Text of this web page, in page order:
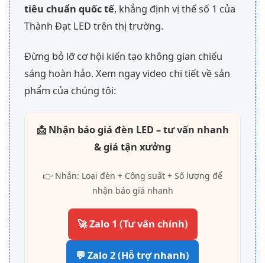
tiêu chuẩn quốc tế, khẳng định vị thế số 1 của
Thành Đạt LED trên thị trường.
Đừng bỏ lỡ cơ hội kiến tạo không gian chiếu
sáng hoàn hảo. Xem ngay video chi tiết về sản
phẩm của chúng tôi:
📩 Nhận báo giá đèn LED – tư vấn nhanh
& giá tận xưởng
👉 Nhắn: Loại đèn + Công suất + Số lượng để
nhận báo giá nhanh
🚀 Zalo 1 (Tư vấn chính)
💬 Zalo 2 (Hỗ trợ nhanh)